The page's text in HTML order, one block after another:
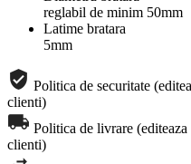
reglabil de minim 50mm
Latime bratara
5mm
Politica de securitate
clienti)
Politica de livrare
clienti)